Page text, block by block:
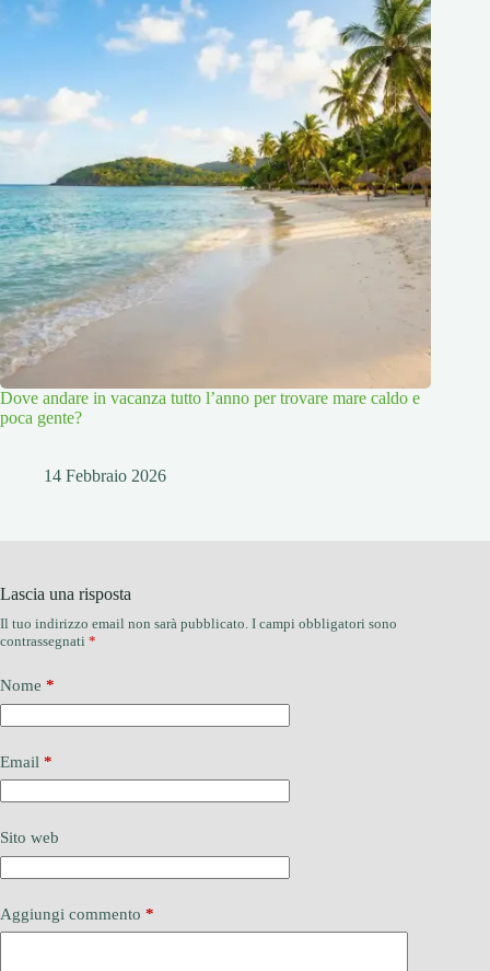
Dove andare in vacanza tutto l’anno per trovare mare caldo e
poca gente?
14 Febbraio 2026
Lascia una risposta
Il tuo indirizzo email non sarà pubblicato. I campi obbligatori sono
contrassegnati *
Nome *
Email *
Sito web
Aggiungi commento *